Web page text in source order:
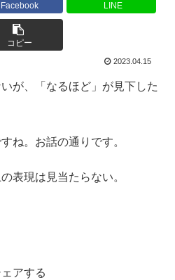
Facebook LINE
コピー
2023.04.15
が、「なるほど」が見下した
ね。お話の通りです。
表現は見当たらない。
ェアする